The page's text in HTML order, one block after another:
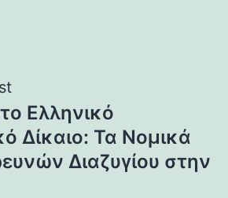
Ελληνικό
Δίκαιο: Τα Νομικά
Διαζυγίου στην